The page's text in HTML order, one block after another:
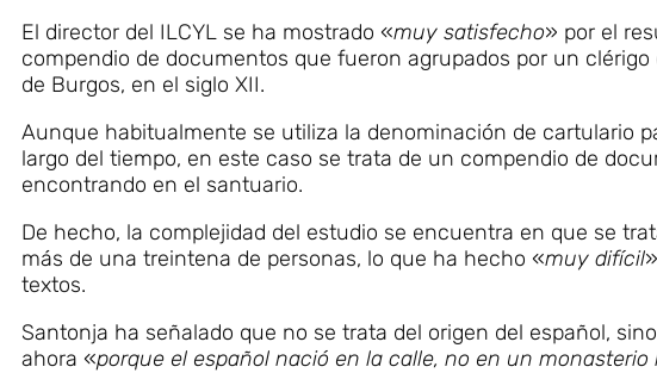
El director del ILCYL se ha mostrado «muy satisfecho» por el
compendio de documentos que fueron agrupados por un
de Burgos, en el siglo XII.
Aunque habitualmente se utiliza la denominación de cartulario
largo del tiempo, en este caso se trata de un compendio de
encontrando en el santuario.
De hecho, la complejidad del estudio se encuentra en que se
más de una treintena de personas, lo que ha hecho «muy difícil
textos.
Santonja ha señalado que no se trata del origen del español,
ahora «porque el español nació en la calle, no en un